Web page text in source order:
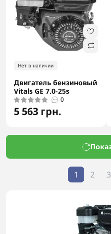
Нет в наличии
Двигатель бензиновый
Vitals GE 7.0-25s
0
5 563 грн.
1 2 3